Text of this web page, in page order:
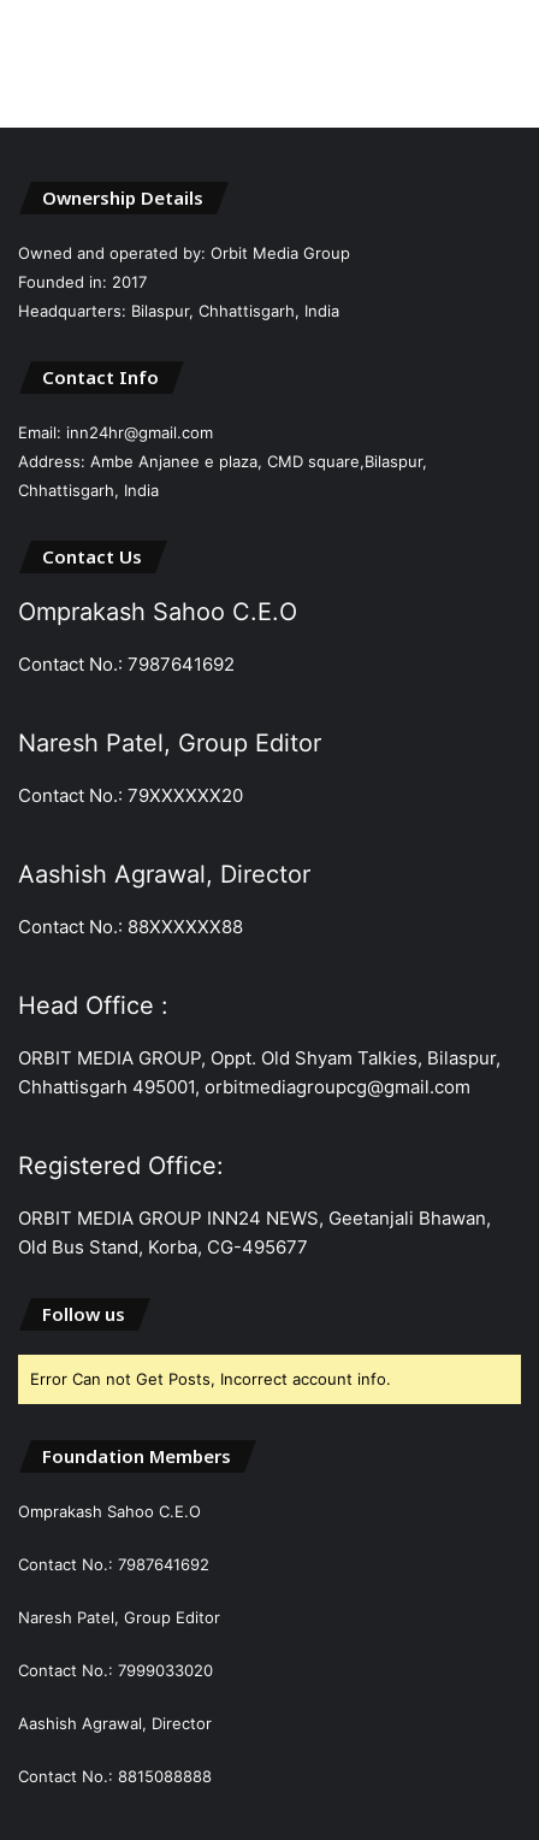
Ownership Details
Owned and operated by: Orbit Media Group
Founded in: 2017
Headquarters: Bilaspur, Chhattisgarh, India
Contact Info
Email: inn24hr@gmail.com
Address: Ambe Anjanee e plaza, CMD square,Bilaspur,
Chhattisgarh, India
Contact Us
Omprakash Sahoo C.E.O
Contact No.: 7987641692
Naresh Patel, Group Editor
Contact No.: 79XXXXXX20
Aashish Agrawal, Director
Contact No.: 88XXXXXX88
Head Office :
ORBIT MEDIA GROUP, Oppt. Old Shyam Talkies, Bilaspur,
Chhattisgarh 495001, orbitmediagroupcg@gmail.com
Registered Office:
ORBIT MEDIA GROUP INN24 NEWS, Geetanjali Bhawan,
Old Bus Stand, Korba, CG-495677
Follow us
Error Can not Get Posts, Incorrect account info.
Foundation Members
Omprakash Sahoo C.E.O
Contact No.: 7987641692
Naresh Patel, Group Editor
Contact No.: 7999033020
Aashish Agrawal, Director
Contact No.: 8815088888